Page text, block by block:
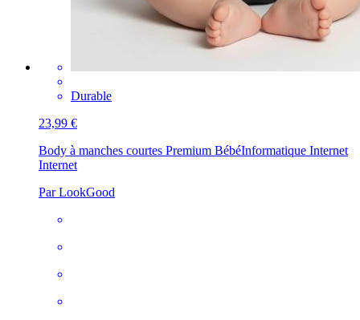
Durable
23,99 €
Body à manches courtes Premium BébéInformatique Internet
Internet
Par LookGood